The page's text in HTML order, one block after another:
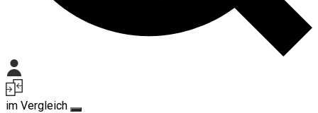
im Vergleich